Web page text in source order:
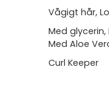
Vågigt hår,
Med
Med Aloe
Curl Keeper